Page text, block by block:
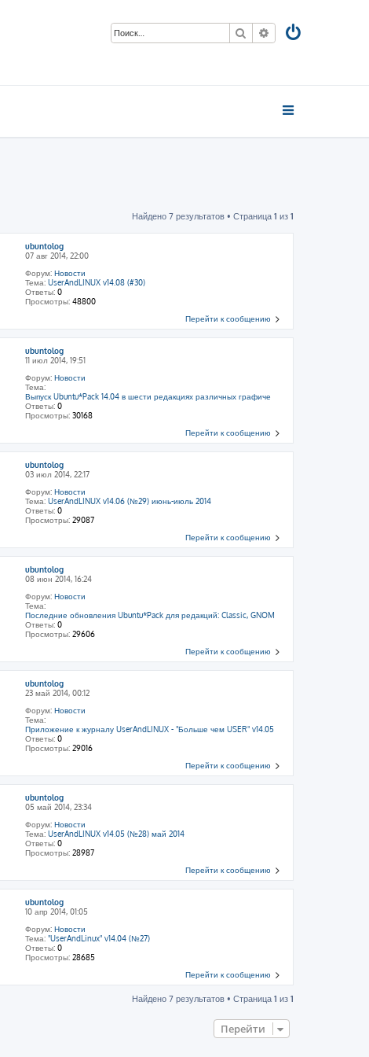
Поиск Расширенный
Найдено 7 результатов • Страница 1 из 1
ubuntolog
07 авг 2014, 22:00
Форум: Новости
Тема: UserAndLINUX v14.08 (#30)
Ответы: 0
Просмотры: 48800
Перейти к сообщению
ubuntolog
11 июл 2014, 19:51
Форум: Новости
Тема:
Выпуск Ubuntu*Pack 14.04 в шести редакциях различных графиче
Ответы: 0
Просмотры: 30168
Перейти к сообщению
ubuntolog
03 июл 2014, 22:17
Форум: Новости
Тема: UserAndLINUX v14.06 (№29) июнь-июль 2014
Ответы: 0
Просмотры: 29087
Перейти к сообщению
ubuntolog
08 июн 2014, 16:24
Форум: Новости
Тема:
Последние обновления Ubuntu*Pack для редакций: Classic, GNOM
Ответы: 0
Просмотры: 29606
Перейти к сообщению
ubuntolog
23 май 2014, 00:12
Форум: Новости
Тема:
Приложение к журналу UserAndLINUX - "Больше чем USER" v14.05
Ответы: 0
Просмотры: 29016
Перейти к сообщению
ubuntolog
05 май 2014, 23:34
Форум: Новости
Тема: UserAndLINUX v14.05 (№28) май 2014
Ответы: 0
Просмотры: 28987
Перейти к сообщению
ubuntolog
10 апр 2014, 01:05
Форум: Новости
Тема: "UserAndLinux" v14.04 (№27)
Ответы: 0
Просмотры: 28685
Перейти к сообщению
Найдено 7 результатов • Страница 1 из 1
Перейти